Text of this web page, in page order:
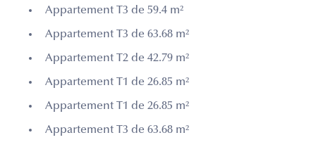
Appartement T3 de 59.4 m²
Appartement T3 de 63.68 m²
Appartement T2 de 42.79 m²
Appartement T1 de 26.85 m²
Appartement T1 de 26.85 m²
Appartement T3 de 63.68 m²